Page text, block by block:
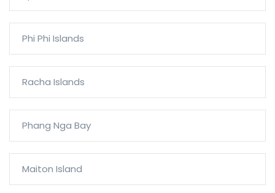
Phi Phi Islands
Racha Islands
Phang Nga Bay
Maiton Island